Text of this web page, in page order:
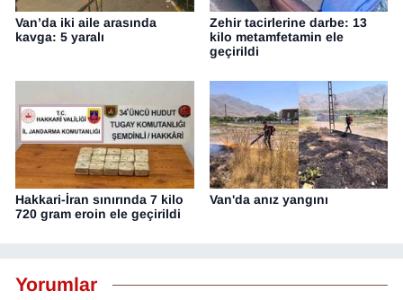
Van’da iki aile arasında
kavga: 5 yaralı
Zehir tacirlerine darbe: 13
kilo metamfetamin ele
geçirildi
Hakkari-İran sınırında 7 kilo
720 gram eroin ele geçirildi
Van'da anız yangını
Yorumlar